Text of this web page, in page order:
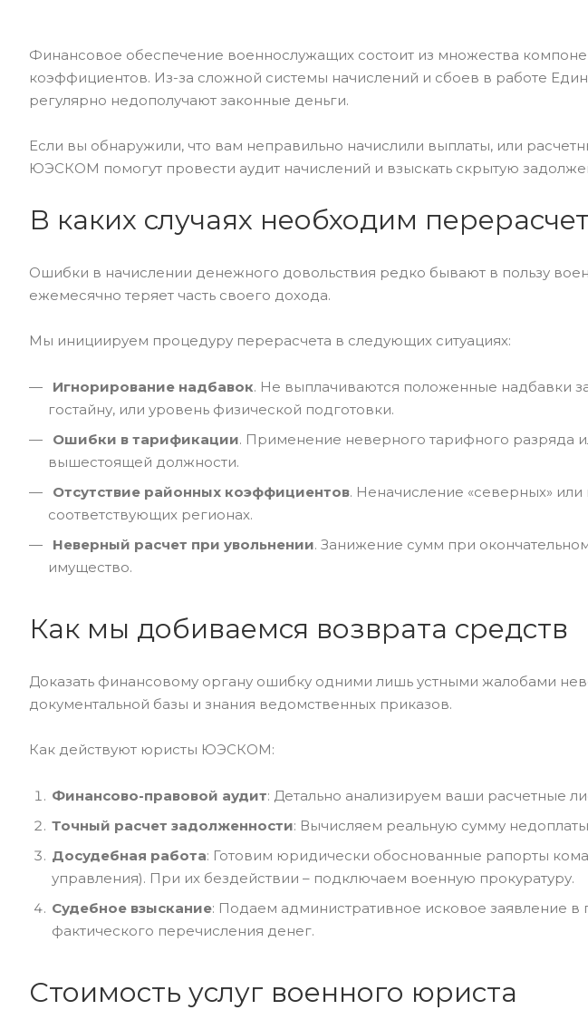
Финансовое обеспечение военнослужащих состоит из множества
коэффициентов. Из-за сложной системы начислений и сбоев в работе
регулярно недополучают законные деньги.
Если вы обнаружили, что вам неправильно начислили выплаты, или
ЮЭСКОМ помогут провести аудит начислений и взыскать скрытую
В каких случаях необходим перерасчет
Ошибки в начислении денежного довольствия редко бывают в пользу
ежемесячно теряет часть своего дохода.
Мы инициируем процедуру перерасчета в следующих ситуациях:
Игнорирование надбавок. Не выплачиваются положенные надбавки
гостайну, или уровень физической подготовки.
Ошибки в тарификации. Применение неверного тарифного разряда
вышестоящей должности.
Отсутствие районных коэффициентов. Неначисление «северных»
соответствующих регионах.
Неверный расчет при увольнении. Занижение сумм при
имущество.
Как мы добиваемся возврата средств
Доказать финансовому органу ошибку одними лишь устными жалобами
документальной базы и знания ведомственных приказов.
Как действуют юристы ЮЭСКОМ:
Финансово-правовой аудит: Детально анализируем ваши расчетные
Точный расчет задолженности: Вычисляем реальную сумму
Досудебная работа: Готовим юридически обоснованные рапорты
управления). При их бездействии – подключаем военную прокуратуру.
Судебное взыскание: Подаем административное исковое заявление
фактического перечисления денег.
Стоимость услуг военного юриста